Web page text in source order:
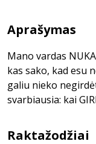
Aprašymas
Mano vardas
kas sako, kad esu
galiu nieko
svarbiausia: kai
Raktažodžiai